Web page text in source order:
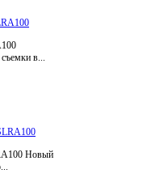
в...
Новый